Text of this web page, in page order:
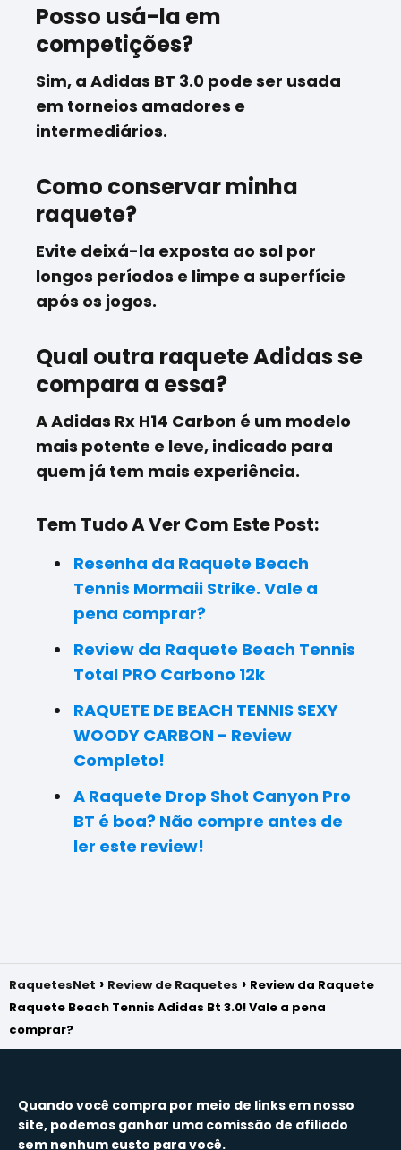
Posso usá-la em
competições?
Sim, a Adidas BT 3.0 pode ser usada
em torneios amadores e
intermediários.
Como conservar minha
raquete?
Evite deixá-la exposta ao sol por
longos períodos e limpe a superfície
após os jogos.
Qual outra raquete Adidas se
compara a essa?
AAdidas Rx H14 Carbon é um modelo
mais potente e leve, indicado para
quem já tem mais experiência.
Tem Tudo A Ver Com Este Post:
Resenha da Raquete Beach
Tennis Mormaii Strike. Vale a
pena comprar?
Review da Raquete Beach Tennis
Total PRO Carbono 12k
RAQUETE DE BEACH TENNIS SEXY
WOODY CARBON - Review
Completo!
A Raquete Drop Shot Canyon Pro
BT é boa? Não compre antes de
ler este review!
RaquetesNet Review de Raquetes
Review da Raquete
Raquete Beach Tennis Adidas Bt 3.0! Vale a pena
comprar?
Quando você compra por meio de links em nosso
site, podemos ganhar uma comissão de afiliado
sem nenhum custo para você.